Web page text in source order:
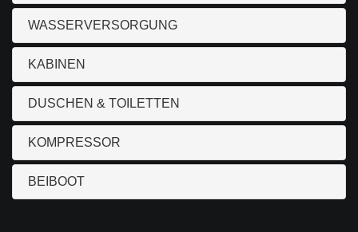
WASSERVERSORGUNG
KABINEN
DUSCHEN & TOILETTEN
KOMPRESSOR
BEIBOOT